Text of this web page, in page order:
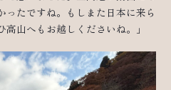
ったですね。もしまた日本に来ら
山へもお越しくださいね。」